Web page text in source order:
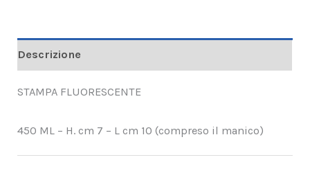
Descrizione
STAMPA FLUORESCENTE
450 ML – H. cm 7 – L cm 10 (compreso il manico)